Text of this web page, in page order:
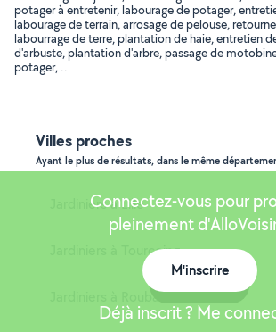
potager à entretenir, labourage de potager,
labourage de terrain, arrosage de pelouse,
labourrage de terre, plantation de haie, entretien
d'arbuste, plantation d'arbre, passage de
potager, ..
Villes proches
Ayant le plus de résultats, dans le même
Jardiniers à Lille
Jardiniers à Tourcoing
Jardiniers à Roubaix
Connectez-vous pour
pleinement
M'inscrire
Déjà inscrit ? Me